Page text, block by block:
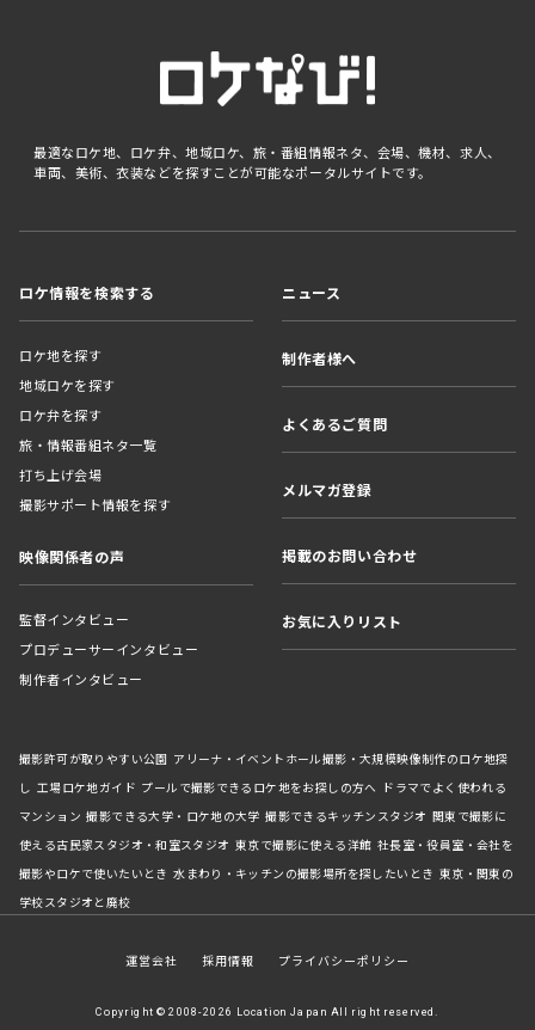
最適なロケ地、ロケ弁、地域ロケ、旅・番組情報ネタ、会場、機材、求人、
車両、美術、衣装などを探すことが可能なポータルサイトです。
ロケ情報を検索する
ロケ地を探す
地域ロケを探す
ロケ弁を探す
旅・情報番組ネタ一覧
打ち上げ会場
撮影サポート情報を探す
映像関係者の声
監督インタビュー
プロデューサーインタビュー
制作者インタビュー
ニュース
制作者様へ
よくあるご質問
メルマガ登録
掲載のお問い合わせ
お気に入りリスト
撮影許可が取りやすい公園 アリーナ・イベントホール撮影・大規模映像制作のロケ地探
し 工場ロケ地ガイド プールで撮影できるロケ地をお探しの方へ ドラマでよく使われる
マンション 撮影できる大学・ロケ地の大学 撮影できるキッチンスタジオ 関東で撮影に
使える古民家スタジオ・和室スタジオ 東京で撮影に使える洋館 社長室・役員室・会社を
撮影やロケで使いたいとき 水まわり・キッチンの撮影場所を探したいとき 東京・関東の
学校スタジオと廃校
運営会社 採用情報 プライバシーポリシー
Copyright © 2008-2026 Location Japan All right reserved.